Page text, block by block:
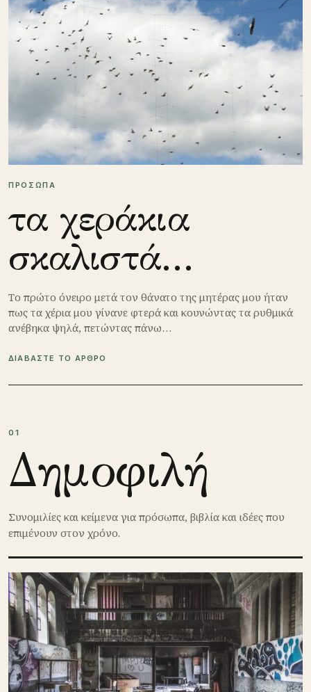
ΠΡΟΣΩΠΑ
τα χεράκια
σκαλιστά…
Το πρώτο όνειρο μετά τον θάνατο της μητέρας μου ήταν
πως τα χέρια μου γίνανε φτερά και κουνώντας τα ρυθμικά
ανέβηκα ψηλά, πετώντας πάνω…
ΔΙΑΒΑΣΤΕ ΤΟ ΑΡΘΡΟ
01
Δημοφιλή
Συνομιλίες και κείμενα για πρόσωπα, βιβλία και ιδέες που
επιμένουν στον χρόνο.